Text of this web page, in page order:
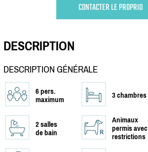
CONTACTER LE PROPRIO
DESCRIPTION
DESCRIPTION GÉNÉRALE
6 pers.
maximum
3 chambres
2 salles
de bain
Animaux
permis avec
restrictions